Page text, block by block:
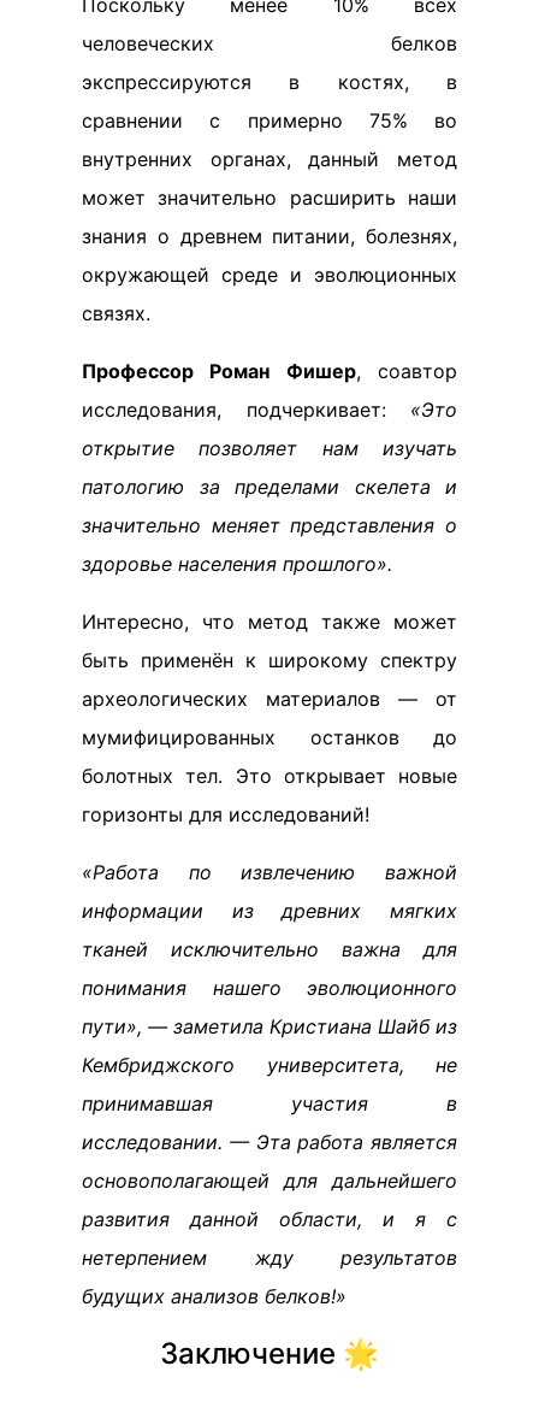
Поскольку менее 10% всех
человеческих белков
экспрессируются в костях, в
сравнении с примерно 75% во
внутренних органах, данный метод
может значительно расширить наши
знания о древнем питании, болезнях,
окружающей среде и эволюционных
связях.
Профессор Роман Фишер, соавтор
исследования, подчеркивает: «Это
открытие позволяет нам изучать
патологию за пределами скелета и
значительно меняет представления о
здоровье населения прошлого».
Интересно, что метод также может
быть применён к широкому спектру
археологических материалов — от
мумифицированных останков до
болотных тел. Это открывает новые
горизонты для исследований!
«Работа по извлечению важной
информации из древних мягких
тканей исключительно важна для
понимания нашего эволюционного
пути», — заметила Кристиана Шайб из
Кембриджского университета, не
принимавшая участия в
исследовании. — Эта работа является
основополагающей для дальнейшего
развития данной области, и я с
нетерпением жду результатов
будущих анализов белков!»
Заключение 🌟